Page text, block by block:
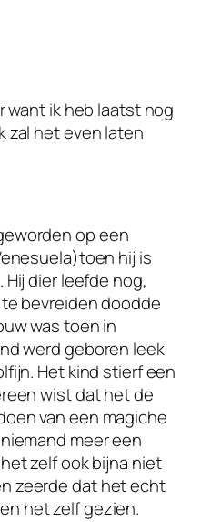
want ik heb laatst nog
zal het even laten
op een
hij is
dier leefde nog,
bevreiden doodde
was toen in
werd geboren leek
Het kind stierf een
wist dat het de
van een magiche
meer een
zelf ook bijna niet
zeerde dat het echt
het zelf gezien.